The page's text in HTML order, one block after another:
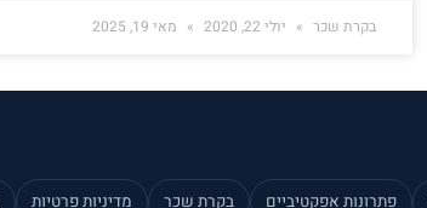
בקרת שכר יולי 22, 2020 מאי 19, 2025
פתרונות אפקטיביים בקרת שכר מדיניות פרטיות